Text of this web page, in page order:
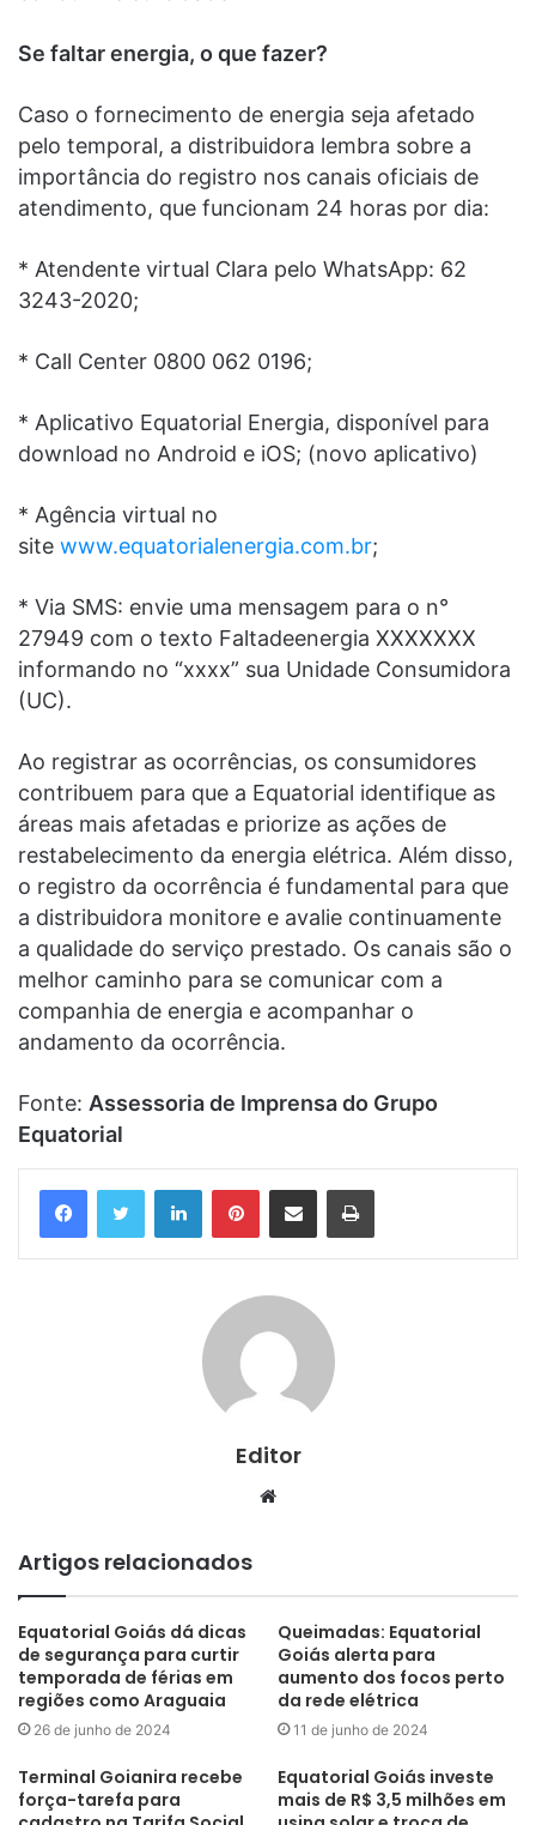
Se faltar energia, o que fazer?
Caso o fornecimento de energia seja afetado
pelo temporal, a distribuidora lembra sobre a
importância do registro nos canais oficiais de
atendimento, que funcionam 24 horas por dia:
* Atendente virtual Clara pelo WhatsApp: 62
3243-2020;
* Call Center 0800 062 0196;
* Aplicativo Equatorial Energia, disponível para
download no Android e iOS; (novo aplicativo)
* Agência virtual no
site www.equatorialenergia.com.br;
* Via SMS: envie uma mensagem para o n°
27949 com o texto Faltadeenergia XXXXXXX
informando no “xxxx” sua Unidade Consumidora
(UC).
Ao registrar as ocorrências, os consumidores
contribuem para que a Equatorial identifique as
áreas mais afetadas e priorize as ações de
restabelecimento da energia elétrica. Além disso,
o registro da ocorrência é fundamental para que
a distribuidora monitore e avalie continuamente
a qualidade do serviço prestado. Os canais são o
melhor caminho para se comunicar com a
companhia de energia e acompanhar o
andamento da ocorrência.
Fonte: Assessoria de Imprensa do Grupo
Equatorial
LinkedinPinterestCompartilhar via e-mail Imprimir
Editor
Website
Artigos relacionados
Equatorial Goiás dá dicas
de segurança para curtir
temporada de férias em
regiões como Araguaia
26 de junho de 2024
Queimadas: Equatorial
Goiás alerta para
aumento dos focos perto
da rede elétrica
11 de junho de 2024
Terminal Goianira recebe
força-tarefa para
Equatorial Goiás investe
mais de R$ 3,5 milhões em